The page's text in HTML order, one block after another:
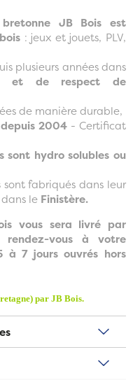
bretonne JB Bois est
: jeux et jouets, PLV,
plusieurs années dans
et de respect de
de manière durable,
2004 - Certificat
sont hydro solubles ou
sont fabriqués dans leur
le Finistère.
vous sera livré par
vous à votre
à 7 jours ouvrés hors
par JB Bois.